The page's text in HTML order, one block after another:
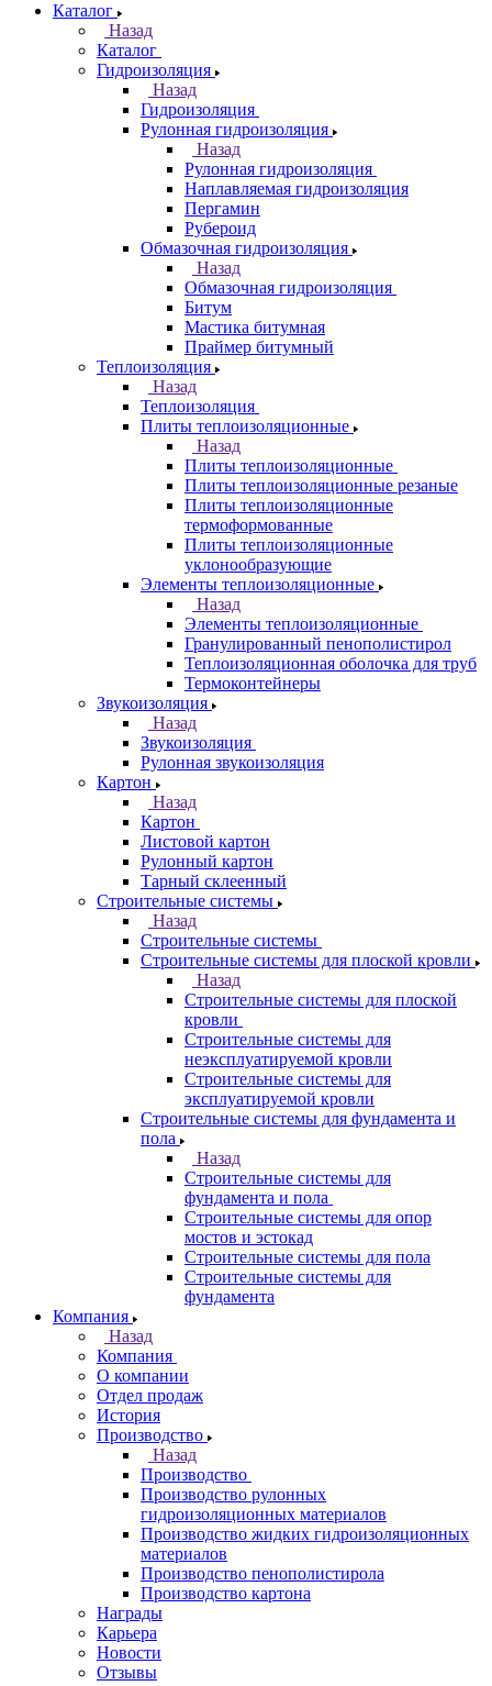
Каталог
Назад
Каталог
Гидроизоляция
Назад
Гидроизоляция
Рулонная гидроизоляция
Назад
Рулонная гидроизоляция
Наплавляемая гидроизоляция
Пергамин
Рубероид
Обмазочная гидроизоляция
Назад
Обмазочная гидроизоляция
Битум
Мастика битумная
Праймер битумный
Теплоизоляция
Назад
Теплоизоляция
Плиты теплоизоляционные
Назад
Плиты теплоизоляционные
Плиты теплоизоляционные резаные
Плиты теплоизоляционные
термоформованные
Плиты теплоизоляционные
уклонообразующие
Элементы теплоизоляционные
Назад
Элементы теплоизоляционные
Гранулированный пенополистирол
Теплоизоляционная оболочка для труб
Термоконтейнеры
Звукоизоляция
Назад
Звукоизоляция
Рулонная звукоизоляция
Картон
Назад
Картон
Листовой картон
Рулонный картон
Тарный склеенный
Строительные системы
Назад
Строительные системы
Строительные системы для плоской кровли
Назад
Строительные системы для плоской
кровли
Строительные системы для
неэксплуатируемой кровли
Строительные системы для
эксплуатируемой кровли
Строительные системы для фундамента и
пола
Назад
Строительные системы для
фундамента и пола
Строительные системы для опор
мостов и эстокад
Строительные системы для пола
Строительные системы для
фундамента
Компания
Назад
Компания
О компании
Отдел продаж
История
Производство
Назад
Производство
Производство рулонных
гидроизоляционных материалов
Производство жидких гидроизоляционных
материалов
Производство пенополистирола
Производство картона
Награды
Карьера
Новости
Отзывы